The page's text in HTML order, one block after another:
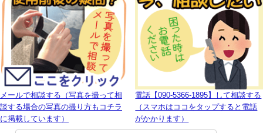
メールで相談する（写真を撮って相
談する場合の写真の撮り方もコチラ
に掲載しています）
電話【090-5366-1895】して相談する
（スマホはココをタップすると電話
がかかります）